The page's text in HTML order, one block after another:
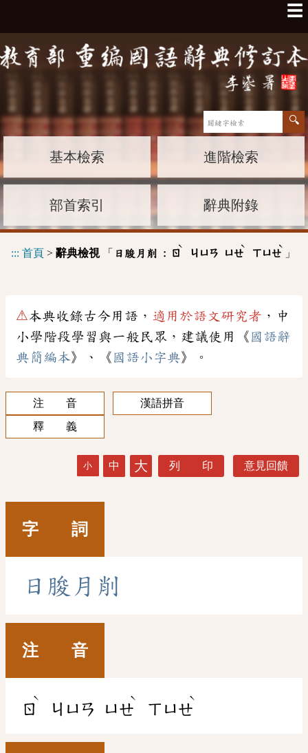
☰
基本檢索 進階檢索
部首索引 辭典附錄
::: 首頁 > 辭典檢視「 日朘月削 : ㄖ
ˋ
ㄐㄩㄢ ㄩㄝ
ˋ
ㄒㄩㄝ
ˋ
」
⚠本典收錄古今用語， 適用於語文研究者 ，中
小學階段學習與一般民眾，建議使用《 國語辭
典簡編本》、《 國語小字典》。
注 音
漢語拼音
釋 義
小 中 大 列 印 意見回饋
字 詞
日 朘 月 削
注 音
ㄖ
ˋ
ㄐㄩㄢ ㄩㄝ
ˋ
ㄒㄩㄝ
ˋ